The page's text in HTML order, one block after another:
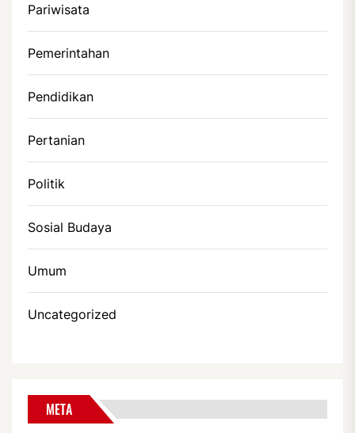
Pariwisata
Pemerintahan
Pendidikan
Pertanian
Politik
Sosial Budaya
Umum
Uncategorized
META